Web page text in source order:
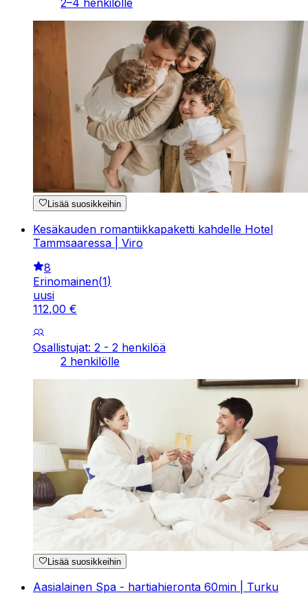
2–4 henkilölle
Lisää suosikkeihin
Kesäkauden romantiikkapaketti kahdelle Hotel
Tammsaaressa | Viro
8
Erinomainen(1)
uusi
112,00 €
Osallistujat: 2 - 2 henkilöä
2 henkilölle
Lisää suosikkeihin
Aasialainen Spa - hartiahieronta 60min | Turku